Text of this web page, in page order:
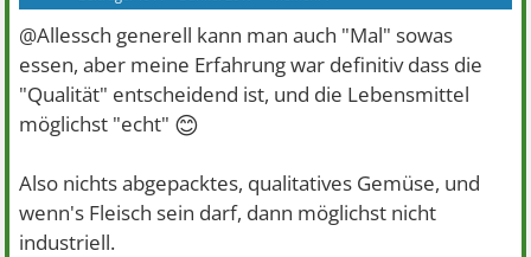
@Allessch generell kann man auch "Mal" sowas
essen, aber meine Erfahrung war definitiv dass die
"Qualität" entscheidend ist, und die Lebensmittel
möglichst "echt" 😊
Also nichts abgepacktes, qualitatives Gemüse, und
wenn's Fleisch sein darf, dann möglichst nicht
industriell.